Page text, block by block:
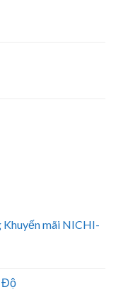
Khuyến mãi NICHI-
Độ